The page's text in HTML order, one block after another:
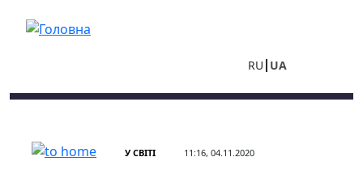
RU UA
У СВІТІ 11:16, 04.11.2020